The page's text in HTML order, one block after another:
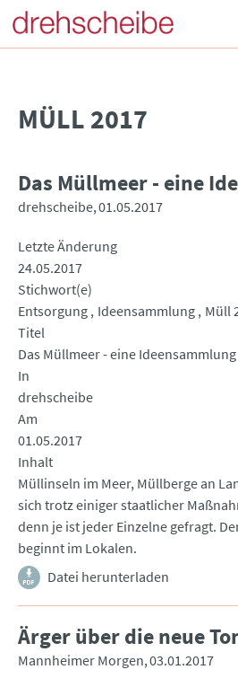
MÜLL 2017
Das Müllmeer - eine
drehscheibe 01.05.2017
Letzte Änderung
24.05.2017
Stichwort(e)
Entsorgung Ideensammlung Müll
Titel
Das Müllmeer - eine Ideensammlung
In
drehscheibe
Am
01.05.2017
Inhalt
Müllinseln im Meer, Müllberge an
sich trotz einiger staatlicher
denn je ist jeder Einzelne gefragt.
beginnt im Lokalen.
Datei herunterladen
Ärger über die neue
Mannheimer Morgen 03.01.2017